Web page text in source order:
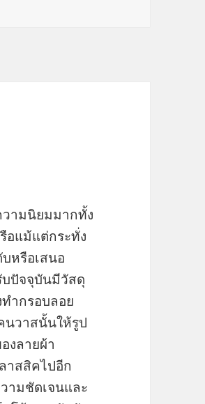
ามนิยมมากทั้ง
อแม้แต่กระทั่ง
หรือเสนอ
ปัจจุบันมีวัสดุ
ำกรอบลอย
นวาสนั้นให้รูป
งลายผ้า
สสิคไปอีก
ามชัดเจนและ